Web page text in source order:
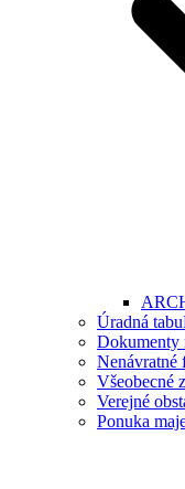
Úradná
Dokumenty
Nenávratné
Všeobecné
Verejné
Ponuka